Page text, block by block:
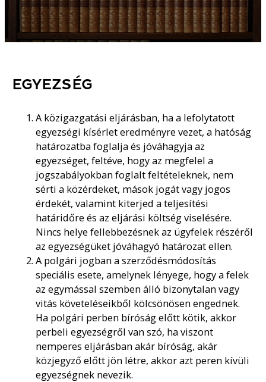
EGYEZSÉG
A közigazgatási eljárásban, ha a lefolytatott
egyezségi kísérlet eredményre vezet, a hatóság
határozatba foglalja és jóváhagyja az
egyezséget, feltéve, hogy az megfelel a
jogszabályokban foglalt feltételeknek, nem
sérti a közérdeket, mások jogát vagy jogos
érdekét, valamint kiterjed a teljesítési
határidőre és az eljárási költség viselésére.
Nincs helye fellebbezésnek az ügyfelek részéről
az egyezségüket jóváhagyó határozat ellen.
A polgári jogban a szerződésmódosítás
speciális esete, amelynek lényege, hogy a felek
az egymással szemben álló bizonytalan vagy
vitás követeléseikből kölcsönösen engednek.
Ha polgári perben bíróság előtt kötik, akkor
perbeli egyezségről van szó, ha viszont
nemperes eljárásban akár bíróság, akár
közjegyző előtt jön létre, akkor azt peren kívüli
egyezségnek nevezik.